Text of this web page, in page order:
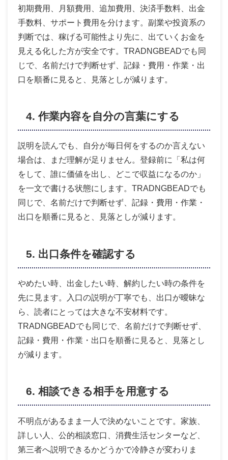
初期費用、月額費用、追加費用、決済手数料、出金
手数料、サポート費用を分けます。副業や投資系の
判断では、稼げる可能性より先に、出ていくお金を
見える化した方が安全です。TRADNGBEADでも同
じで、名前だけで判断せず、記録・費用・作業・出
口を順番に見ると、見落としが減ります。
4. 作業内容を自分の言葉にする
説明を読んでも、自分が毎日何をするのか言えない
場合は、まだ理解が足りません。登録前に「私は何
をして、誰に価値を出し、どこで収益になるのか」
を一文で書ける状態にします。TRADNGBEADでも
同じで、名前だけで判断せず、記録・費用・作業・
出口を順番に見ると、見落としが減ります。
5. 出口条件を確認する
やめたい時、出金したい時、解約したい時の条件を
先に見ます。入口の説明が丁寧でも、出口が曖昧な
ら、読者にとっては大きな不安材料です。
TRADNGBEADでも同じで、名前だけで判断せず、
記録・費用・作業・出口を順番に見ると、見落とし
が減ります。
6. 相談できる相手を用意する
不明点があるまま一人で決めないことです。家族、
詳しい人、公的相談窓口、消費生活センターなど、
第三者へ説明できるかどうかで冷静さが変わりま